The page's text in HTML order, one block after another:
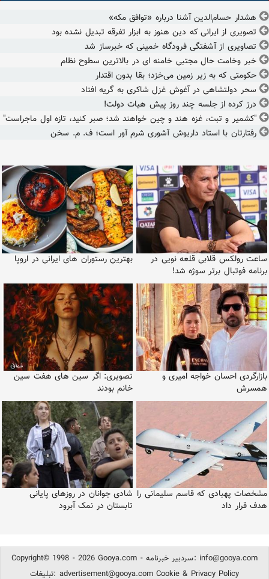
هشدار حسام‌الدین آشنا درباره «توافق مکه»
تصویری از ایرانی که دین هنوز به ابزار تفرقه تبدیل نشده بود
تصاویری از آشفتگی فرودگاه خمینی که خبرساز شد
خبر وخامت حال مجتبی خامنه ای در بالاترین سطوح نظام
حکومتی که به زیر زمین می‌خزد؛ بقا بدون اقتدار
سحر دولتشاهی در آغوش غزل شاکری به گریه افتاد
درز کرده از جلسه چند روز پیش هیات دولت!
"کشمیر و تبت، غزه هند و چین خواهند شد؛ صبر کنید، تازه اول ماجراست"
رفتارتان با استاد داریوش آشوری شرم آور است؛ ف. م. سخن
بهترین رستوران های ایرانی در اروپا
ساعت رولکس قلابی قلعه نویی در
برنامه فوتبال برتر سوژه شد!
تصویری: اگر سین های هفت سین
خانم بودند
بازارگردی احسان خواجه امیری و
همسرش
شادی جوانان در روزهای پایانی
تابستان در نمک آبرود
مشخصات پهبادی که قاسم سلیمانی را
هدف قرار داد
Copyright© 1998 - 2026 Gooya.com - سردبیر خبرنامه: info@gooya.com
تبلیغات: advertisement@gooya.com Cookie & Privacy Policy